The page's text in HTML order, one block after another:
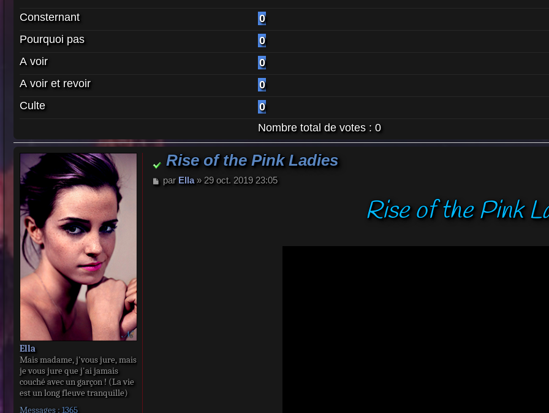
Consternant 0
Pourquoi pas
0
A voir
0
A voir et revoir
0
Culte
0
Nombre total de votes : 0
Ella
Mais madame, j'vous jure, mais
je vous jure que j'ai jamais
couché avec un garçon ! (La vie
est un long fleuve tranquille)
Messages : 1365
Rise of the Pink Ladies
M
par Ella» 29 oct. 2019 23:05
Rise of the Pink